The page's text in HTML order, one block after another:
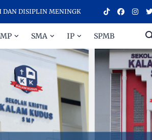
MENINGKATKAN PRESTASI - SELAMAT
SMA IP SPMB